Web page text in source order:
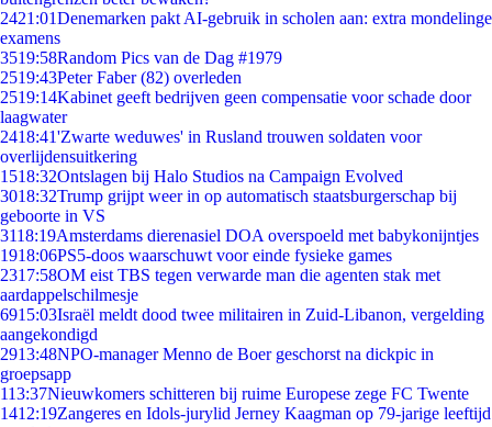
2421:01Denemarken pakt AI-gebruik in scholen aan: extra mondelinge
examens
3519:58Random Pics van de Dag #1979
2519:43Peter Faber (82) overleden
2519:14Kabinet geeft bedrijven geen compensatie voor schade door
laagwater
2418:41'Zwarte weduwes' in Rusland trouwen soldaten voor
overlijdensuitkering
1518:32Ontslagen bij Halo Studios na Campaign Evolved
3018:32Trump grijpt weer in op automatisch staatsburgerschap bij
geboorte in VS
3118:19Amsterdams dierenasiel DOA overspoeld met babykonijntjes
1918:06PS5-doos waarschuwt voor einde fysieke games
2317:58OM eist TBS tegen verwarde man die agenten stak met
aardappelschilmesje
6915:03Israël meldt dood twee militairen in Zuid-Libanon, vergelding
aangekondigd
2913:48NPO-manager Menno de Boer geschorst na dickpic in
groepsapp
113:37Nieuwkomers schitteren bij ruime Europese zege FC Twente
1412:19Zangeres en Idols-jurylid Jerney Kaagman op 79-jarige leeftijd